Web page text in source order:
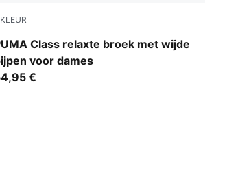
KLEUR
Class relaxte broek met wijde
voor dames
Black
€